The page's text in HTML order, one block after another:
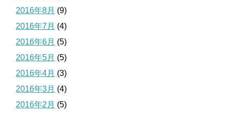
2016年8月 (9)
2016年7月 (4)
2016年6月 (5)
2016年5月 (5)
2016年4月 (3)
2016年3月 (4)
2016年2月 (5)